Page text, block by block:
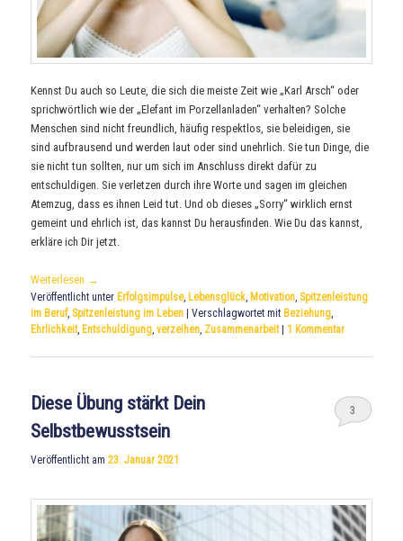
Kennst Du auch so Leute, die sich die meiste Zeit wie „Karl Arsch“ oder
sprichwörtlich wie der „Elefant im Porzellanladen“ verhalten? Solche
Menschen sind nicht freundlich, häufig respektlos, sie beleidigen, sie
sind aufbrausend und werden laut oder sind unehrlich. Sie tun Dinge, die
sie nicht tun sollten, nur um sich im Anschluss direkt dafür zu
entschuldigen. Sie verletzen durch ihre Worte und sagen im gleichen
Atemzug, dass es ihnen Leid tut. Und ob dieses „Sorry“ wirklich ernst
gemeint und ehrlich ist, das kannst Du herausfinden. Wie Du das kannst,
erkläre ich Dir jetzt.
Weiterlesen →
Veröffentlicht unter Erfolgsimpulse, Lebensglück, Motivation, Spitzenleistung
im Beruf, Spitzenleistung im Leben |Verschlagwortet mit Beziehung,
Ehrlichkeit, Entschuldigung,verzeihen, Zusammenarbeit |1 Kommentar
Diese Übung stärkt Dein
Selbstbewusstsein
Veröffentlicht am23. Januar 2021
3